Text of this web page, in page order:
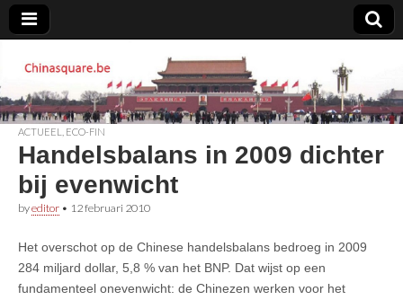
Chinasquare.be
ACTUEEL ECO-FIN
Handelsbalans in 2009 dichter
bij evenwicht
byeditor • 12 februari 2010
Het overschot op de Chinese handelsbalans bedroeg in 2009
284 miljard dollar, 5,8 % van het BNP. Dat wijst op een
fundamenteel onevenwicht: de Chinezen werken voor het